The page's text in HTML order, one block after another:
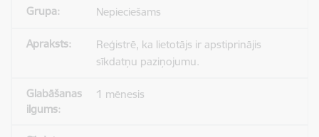
Nepieciešams
Reģistrē, ka lietotājs ir apstiprinājis
sīkdatņu paziņojumu.
1 mēnesis